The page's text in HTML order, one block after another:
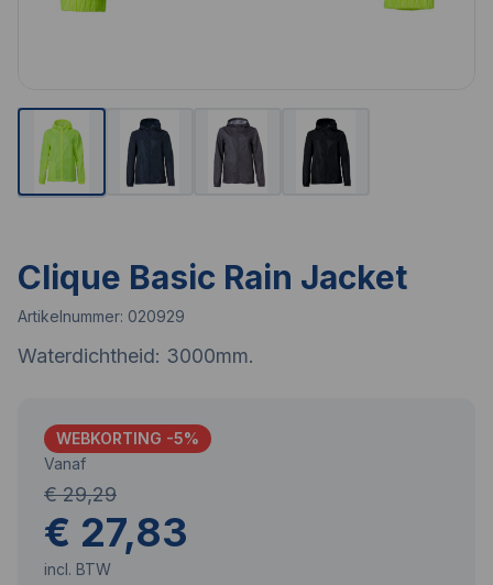
Clique Basic Rain Jacket
Artikelnummer: 020929
Waterdichtheid: 3000mm.
WEBKORTING -5%
Vanaf
€ 29,29
€ 27,83
incl. BTW